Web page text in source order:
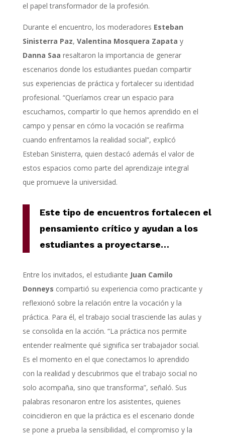
el papel transformador de la profesión.
Durante el encuentro, los moderadores Esteban
Sinisterra Paz, Valentina Mosquera Zapata y
Danna Saa resaltaron la importancia de generar
escenarios donde los estudiantes puedan compartir
sus experiencias de práctica y fortalecer su identidad
profesional. “Queríamos crear un espacio para
escucharnos, compartir lo que hemos aprendido en el
campo y pensar en cómo la vocación se reafirma
cuando enfrentamos la realidad social”, explicó
Esteban Sinisterra, quien destacó además el valor de
estos espacios como parte del aprendizaje integral
que promueve la universidad.
Este tipo de encuentros fortalecen el
pensamiento crítico y ayudan a los
estudiantes a proyectarse…
Entre los invitados, el estudiante Juan Camilo
Donneys compartió su experiencia como practicante y
reflexionó sobre la relación entre la vocación y la
práctica. Para él, el trabajo social trasciende las aulas y
se consolida en la acción. “La práctica nos permite
entender realmente qué significa ser trabajador social.
Es el momento en el que conectamos lo aprendido
con la realidad y descubrimos que el trabajo social no
solo acompaña, sino que transforma”, señaló. Sus
palabras resonaron entre los asistentes, quienes
coincidieron en que la práctica es el escenario donde
se pone a prueba la sensibilidad, el compromiso y la